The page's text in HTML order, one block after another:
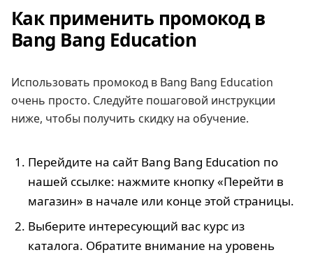
Как применить промокод в
Bang Bang Education
Использовать промокод в Bang Bang Education
очень просто. Следуйте пошаговой инструкции
ниже, чтобы получить скидку на обучение.
Перейдите на сайт Bang Bang Education по
нашей ссылке: нажмите кнопку «Перейти в
магазин» в начале или конце этой страницы.
Выберите интересующий вас курс из
каталога. Обратите внимание на уровень